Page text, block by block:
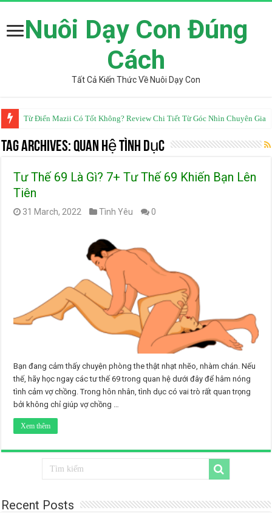
Nuôi Dạy Con Đúng
Cách
Tất Cả Kiến Thức Về Nuôi Dạy Con
Từ Điển Mazii Có Tốt Không? Review Chi Tiết Từ Góc Nhìn Chuyên Gia
Tag Archives:Quan Hệ Tình Dục
Tư Thế 69 Là Gì? 7+ Tư Thế 69 Khiến Bạn Lên
Tiên
31 March, 2022 Tình Yêu 0
Bạn đang cảm thấy chuyện phòng the thật nhạt nhẽo, nhàm chán. Nếu
thế, hãy học ngay các tư thế 69 trong quan hệ dưới đây để hâm nóng
tình cảm vợ chồng. Trong hôn nhân, tình dục có vai trò rất quan trọng
bởi không chỉ giúp vợ chồng …
Xem thêm
Recent Posts